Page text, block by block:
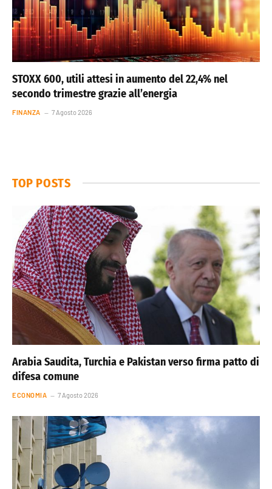
STOXX 600, utili attesi in aumento del 22,4% nel
secondo trimestre grazie all’energia
FINANZA 7 Agosto 2026
TOP POSTS
Arabia Saudita, Turchia e Pakistan verso firma patto di
difesa comune
ECONOMIA 7 Agosto 2026